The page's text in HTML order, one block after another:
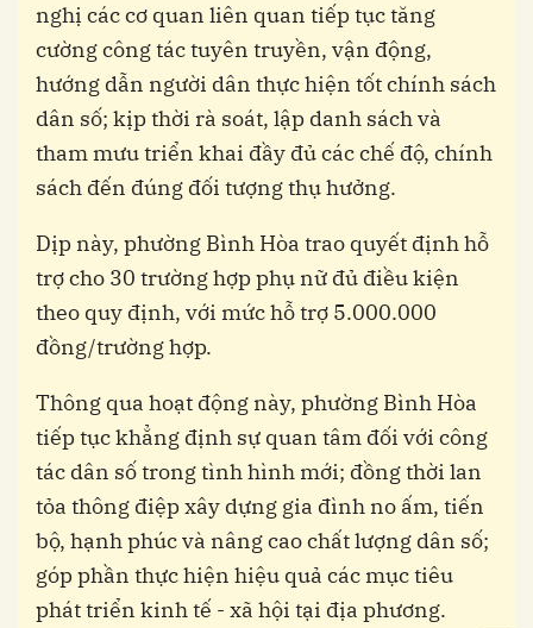
nghị các cơ quan liên quan tiếp tục tăng
cường công tác tuyên truyền, vận động,
hướng dẫn người dân thực hiện tốt chính sách
dân số; kịp thời rà soát, lập danh sách và
tham mưu triển khai đầy đủ các chế độ, chính
sách đến đúng đối tượng thụ hưởng.
Dịp này, phường Bình Hòa trao quyết định hỗ
trợ cho 30 trường hợp phụ nữ đủ điều kiện
theo quy định, với mức hỗ trợ 5.000.000
đồng/trường hợp.
Thông qua hoạt động này, phường Bình Hòa
tiếp tục khẳng định sự quan tâm đối với công
tác dân số trong tình hình mới; đồng thời lan
tỏa thông điệp xây dựng gia đình no ấm, tiến
bộ, hạnh phúc và nâng cao chất lượng dân số;
góp phần thực hiện hiệu quả các mục tiêu
phát triển kinh tế - xã hội tại địa phương.